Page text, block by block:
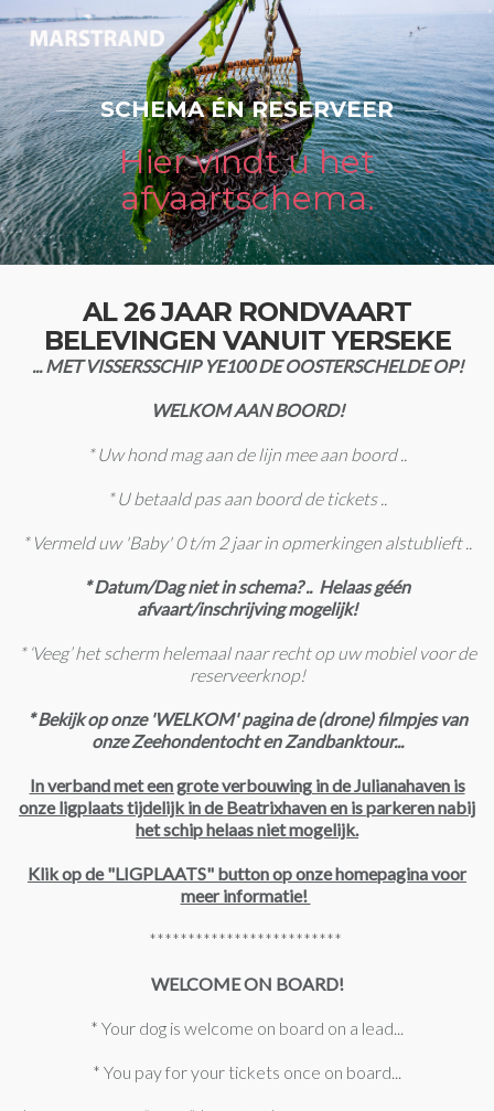
SCHEMA ÉN RESERVEER
Hier vindt u het
afvaartschema.
AL 26 JAAR RONDVAART
BELEVINGEN VANUIT YERSEKE
... MET VISSERSSCHIP YE100 DE OOSTERSCHELDE OP!
WELKOM AAN BOORD!
* Uw hond mag aan de lijn mee aan boord ..
* U betaald pas aan boord de tickets ..
* Vermeld uw 'Baby' 0 t/m 2 jaar in opmerkingen alstublieft ..
* Datum/Dag niet in schema? .. Helaas géén
afvaart/inschrijving mogelijk!
* ‘Veeg’ het scherm helemaal naar recht op uw mobiel voor de
reserveerknop!
* Bekijk op onze 'WELKOM' pagina de (drone) filmpjes van
onze Zeehondentocht en Zandbanktour...
In verband met een grote verbouwing in de Julianahaven is
onze ligplaats tijdelijk in de Beatrixhaven en is parkeren nabij
het schip helaas niet mogelijk.
Klik op de "LIGPLAATS" button op onze homepagina voor
meer informatie!
*************************
WELCOME ON BOARD!
* Your dog is welcome on board on a lead...
* You pay for your tickets once on board...